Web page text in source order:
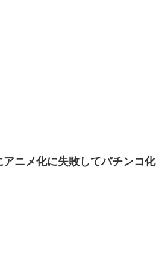
ニメ化に失敗してパチンコ化